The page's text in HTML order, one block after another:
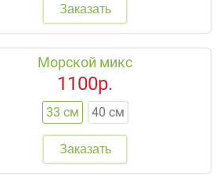
Заказать
Морской микс
33 см 40 см
1100р.
Заказать